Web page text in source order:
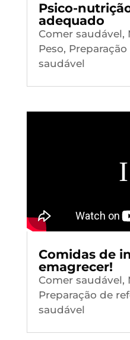
Psico-
adequado
Comer saudável,
Peso,
saudável
Comidas de
emagrecer!
Comer saudável,
Preparação de
saudável